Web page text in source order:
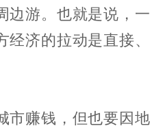
边游。也就是说，一
济的拉动是直接、
市赚钱，但也要因地